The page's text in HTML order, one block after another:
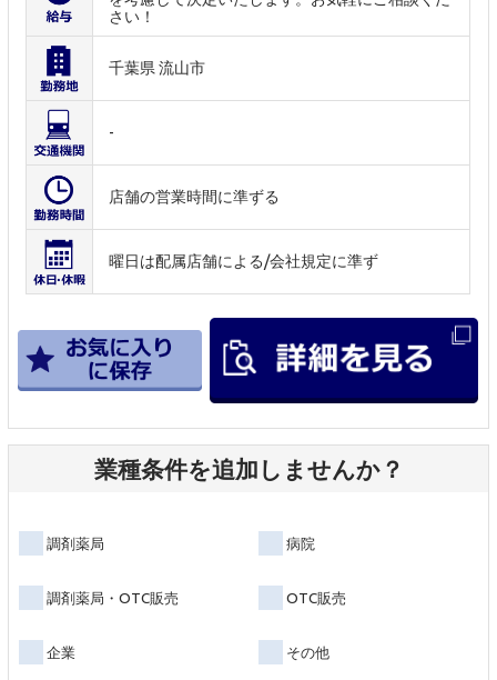
さい！
千葉県 流山市
-
店舗の営業時間に準ずる
曜日は配属店舗による/会社規定に準ず
業種条件を追加しませんか？
調剤薬局 病院
調剤薬局・OTC販売 OTC販売
企業 その他